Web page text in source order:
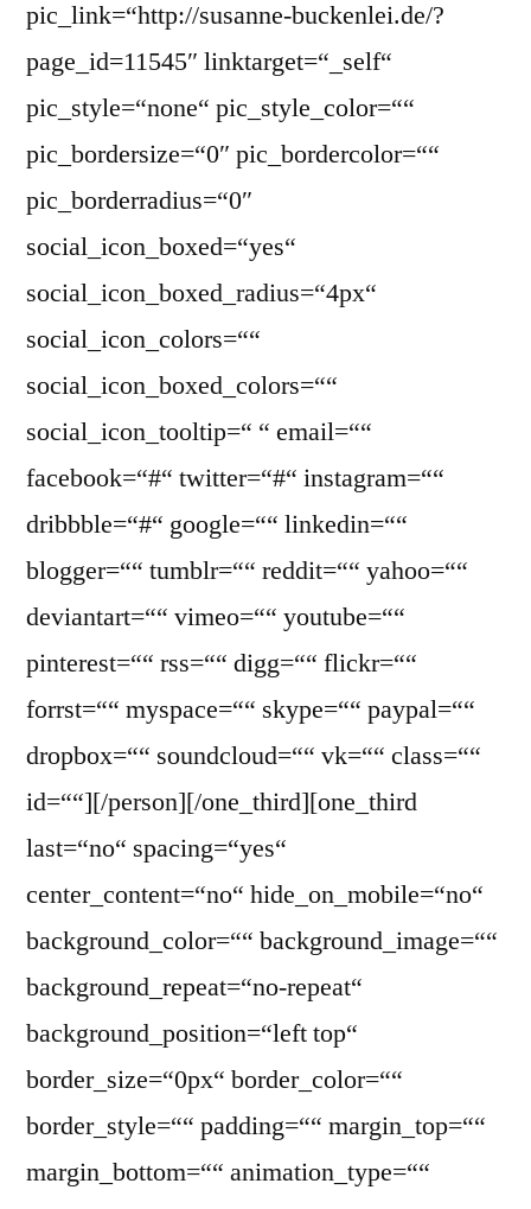
pic_link=“http://susanne-buckenlei.de/?
page_id=11545″ linktarget=“_self“
pic_style=“none“ pic_style_color=““
pic_bordersize=“0″ pic_bordercolor=““
pic_borderradius=“0″
social_icon_boxed=“yes“
social_icon_boxed_radius=“4px“
social_icon_colors=““
social_icon_boxed_colors=““
social_icon_tooltip=“ “ email=““
facebook=“#“ twitter=“#“ instagram=““
dribbble=“#“ google=““ linkedin=““
blogger=““ tumblr=““ reddit=““ yahoo=““
deviantart=““ vimeo=““ youtube=““
pinterest=““ rss=““ digg=““ flickr=““
forrst=““ myspace=““ skype=““ paypal=““
dropbox=““ soundcloud=““ vk=““ class=““
id=““][/person][/one_third][one_third
last=“no“ spacing=“yes“
center_content=“no“ hide_on_mobile=“no“
background_color=““ background_image=““
background_repeat=“no-repeat“
background_position=“left top“
border_size=“0px“ border_color=““
border_style=““ padding=““ margin_top=““
margin_bottom=““ animation_type=““